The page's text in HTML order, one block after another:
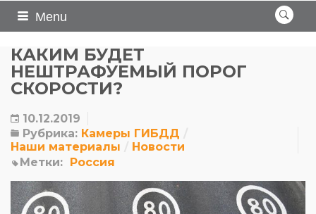
Menu
КАКИМ БУДЕТ
НЕШТРАФУЕМЫЙ ПОРОГ
СКОРОСТИ?
10.12.2019
Рубрика: Камеры ГИБДД
Наши материалы
Новости
Метки: Россия